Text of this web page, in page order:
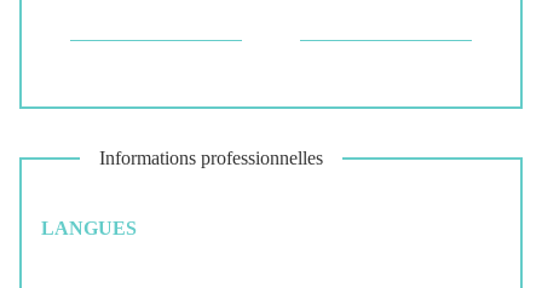
Informations professionnelles
LANGUES